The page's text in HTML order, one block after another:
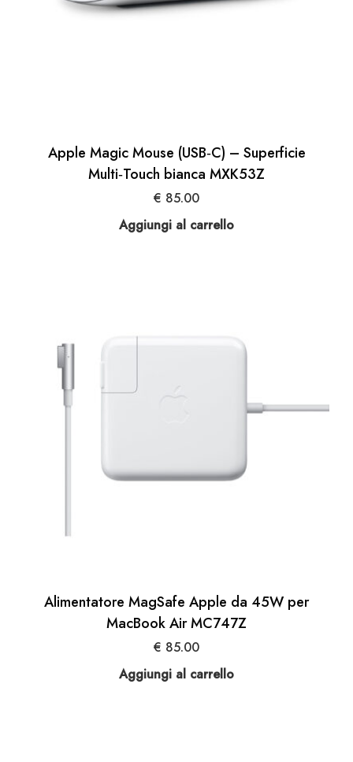
Apple Magic Mouse (USB‑C) – Superficie
Multi‑Touch bianca MXK53Z
€ 85.00
Aggiungi al carrello
Alimentatore MagSafe Apple da 45W per
MacBook Air MC747Z
€ 85.00
Aggiungi al carrello